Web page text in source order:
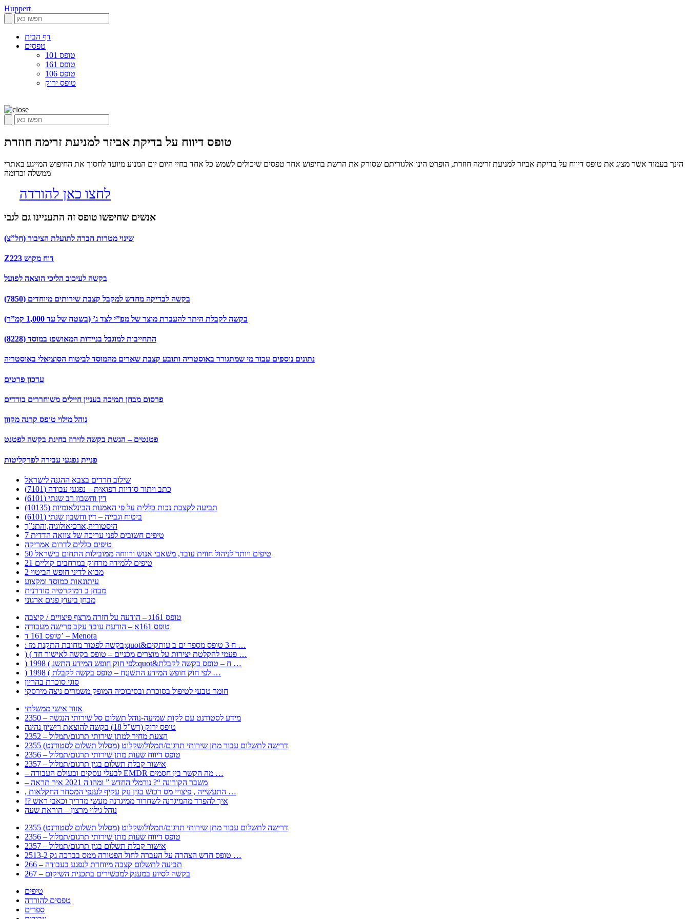
Huppert
דף הבית
טפסים
טופס 101
טופס 161
טופס 106
טופס ירוק
טופס דיווח על בדיקת אביזר למניעת זרימה חוזרת
הינך בעמוד אשר מציג את טופס דיווח על בדיקת אביזר למניעת זרימה חוזרת, הופרט הינו אלגוריתם שסורק את הרשת בחיפוש אחר טפסים שיכולים לשמש כל אחד בחיי היום יום המנוע מיועד לחסוך את החיפוש המייגע באתרי
ממשלה וכדומה
לחצו כאן להורדה
אנשים שחיפשו טופס זה התעניינו גם לגבי
שינוי מטרות חברה לתועלת הציבור (חל”צ)
Z223 דוח מקוש
בקשה לעיכוב הליכי הוצאה לפועל
בקשה לבדיקה מחדש למקבל קצבת שירותים מיוחדים (7850)
בקשה לקבלת היתר להעברת מוצר של מפ”י לצד ג’ (בשטח של עד 1,000 קמ”ר)
התחייבות למוגבל בניידות המאושפז במוסד (8228)
נתונים נוספים עבור מי שמתגורר באוסטריה ותובע קצבת שארים מהמוסד לביטוח הסוציאלי באוסטריה
עדכון פרטים
פרסום מבחן תמיכה בעניין חיילים משוחררים בודדים
נוהל מילוי טופס קרנה מקוון
פטנטים – הגשת בקשה לזירוז בחינת בקשה לפטנט
פניית נפגעי עבירה לפרקליטות
שילוב חרדים בצבא ההגנה לישראל
כתב ויתור סודיות רפואית – נפגעי עבודה (7101)
דין וחשבון רב שנתי (6101)
תביעה לקצבת נכות כללית על פי האמנות הבינלאומיות (10135)
ביטוח וגבייה – דין וחשבון שנתי (6101)
היסטוריה,ארכיאולוגיה,והתנ”ך
7 טיפים חשובים לפני עריכה של צוואה הדדית
טיפים כללים לדרום אמריקה
50 טיפים ויותר לניהול חווית עובד, משאבי אנוש ורווחה ממובילות התחום בישראל
21 טיפים ללמידה מרחוק במרחבים קוליים
מבוא לדיני חופש הביטוי 2
עיתונאות כמוסד ומקצוע
מבחן ב דמוקרטיה מודרנית
מבחן ביעוץ פנים ארגוני
טופס 161ג – הודעה על חזרה מרצף פיצויים / קיצבה
טופס 161א – הודעת עובד עקב פרישה מעבודה
טופס 161 ד’ – Menora
: בקשה לפטור מחובת התקנת מז;quot&ח 3 טופס מספר ים ב עותקים …
) ( פעמי להקלטת יצירות על מוצרים מכניים – טופס בקשה לאישור חד …
) 1998 ( לפי חוק חופש המידע התשנ;quot&ח – טופס בקשה לקבלת …
) 1998 ( לפי חוק חופש המידע התשנ;ח – טופס בקשה לקבלת …
סוגי סוכרת בהריון
חומר טבעי לטיפול בסוכרת ובסיבוכיה המופק משמרים ניצה מירסקי
אזור אישי ממשלתי
2350 – מידע לסטודנט עם לקות שמיעה-נוהל תשלום סל שירותי הנגשה
טופס ירוק (רש”ל 18) בקשה להוצאת רישיון נהיגה
2352 – הצעת מחיר למתן שירותי תרגום/תמלול
2355 דרישה לתשלום עבור מתן שירותי תרגום/תמלול/שקלוט (מסלול תשלום לסטודנט)
2356 – טופס דיווח שעות מתן שירותי תרגום/תמלול
2357 – אישור קבלת תשלום בגין תרגום/תמלול
– לבעלי עסקים ובעולם העבודה EMDR מה הקשר בין חסמים …
– משבר הקורונה “? נורמלי החדש ” ומהו ה 2021 איך תראה
, התעשייה , פיצויי מס רכוש בגין נזק עקיף לענפי המסחר החקלאות …
!? איך להפרד מהמיגרנה לשחרור ממיגרנה מעשי מדריך וכאבי ראש
נוהל גילוי מרצון – הוראת שעה
2355 דרישה לתשלום עבור מתן שירותי תרגום/תמלול/שקלוט (מסלול תשלום לסטודנט)
2356 – טופס דיווח שעות מתן שירותי תרגום/תמלול
2357 – אישור קבלת תשלום בגין תרגום/תמלול
2513-2 טופס חדש הצהרה על העברה לחול הפטורה ממס בברכה גק …
266 – תביעה לתשלום קצבה מיוחדת לנפגע בעבודה
267 – בקשה לסיוע במענק למכשירים בתכנית השיקום
טיפים
טפסים להורדה
ספרים